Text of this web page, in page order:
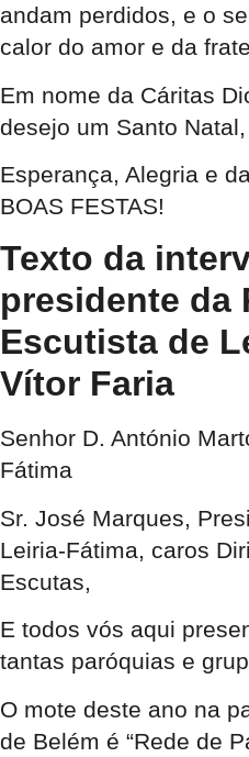
andam perdidos, e o
calor do amor e da
Em nome da Cáritas
desejo um Santo
Esperança, Alegria e
BOAS FESTAS!
Texto da
presidente da
Escutista de
Vítor Faria
Senhor D. António
Fátima
Sr. José Marques,
Leiria-Fátima, caros
Escutas,
E todos vós aqui
tantas paróquias e
O mote deste ano na
de Belém é “Rede de